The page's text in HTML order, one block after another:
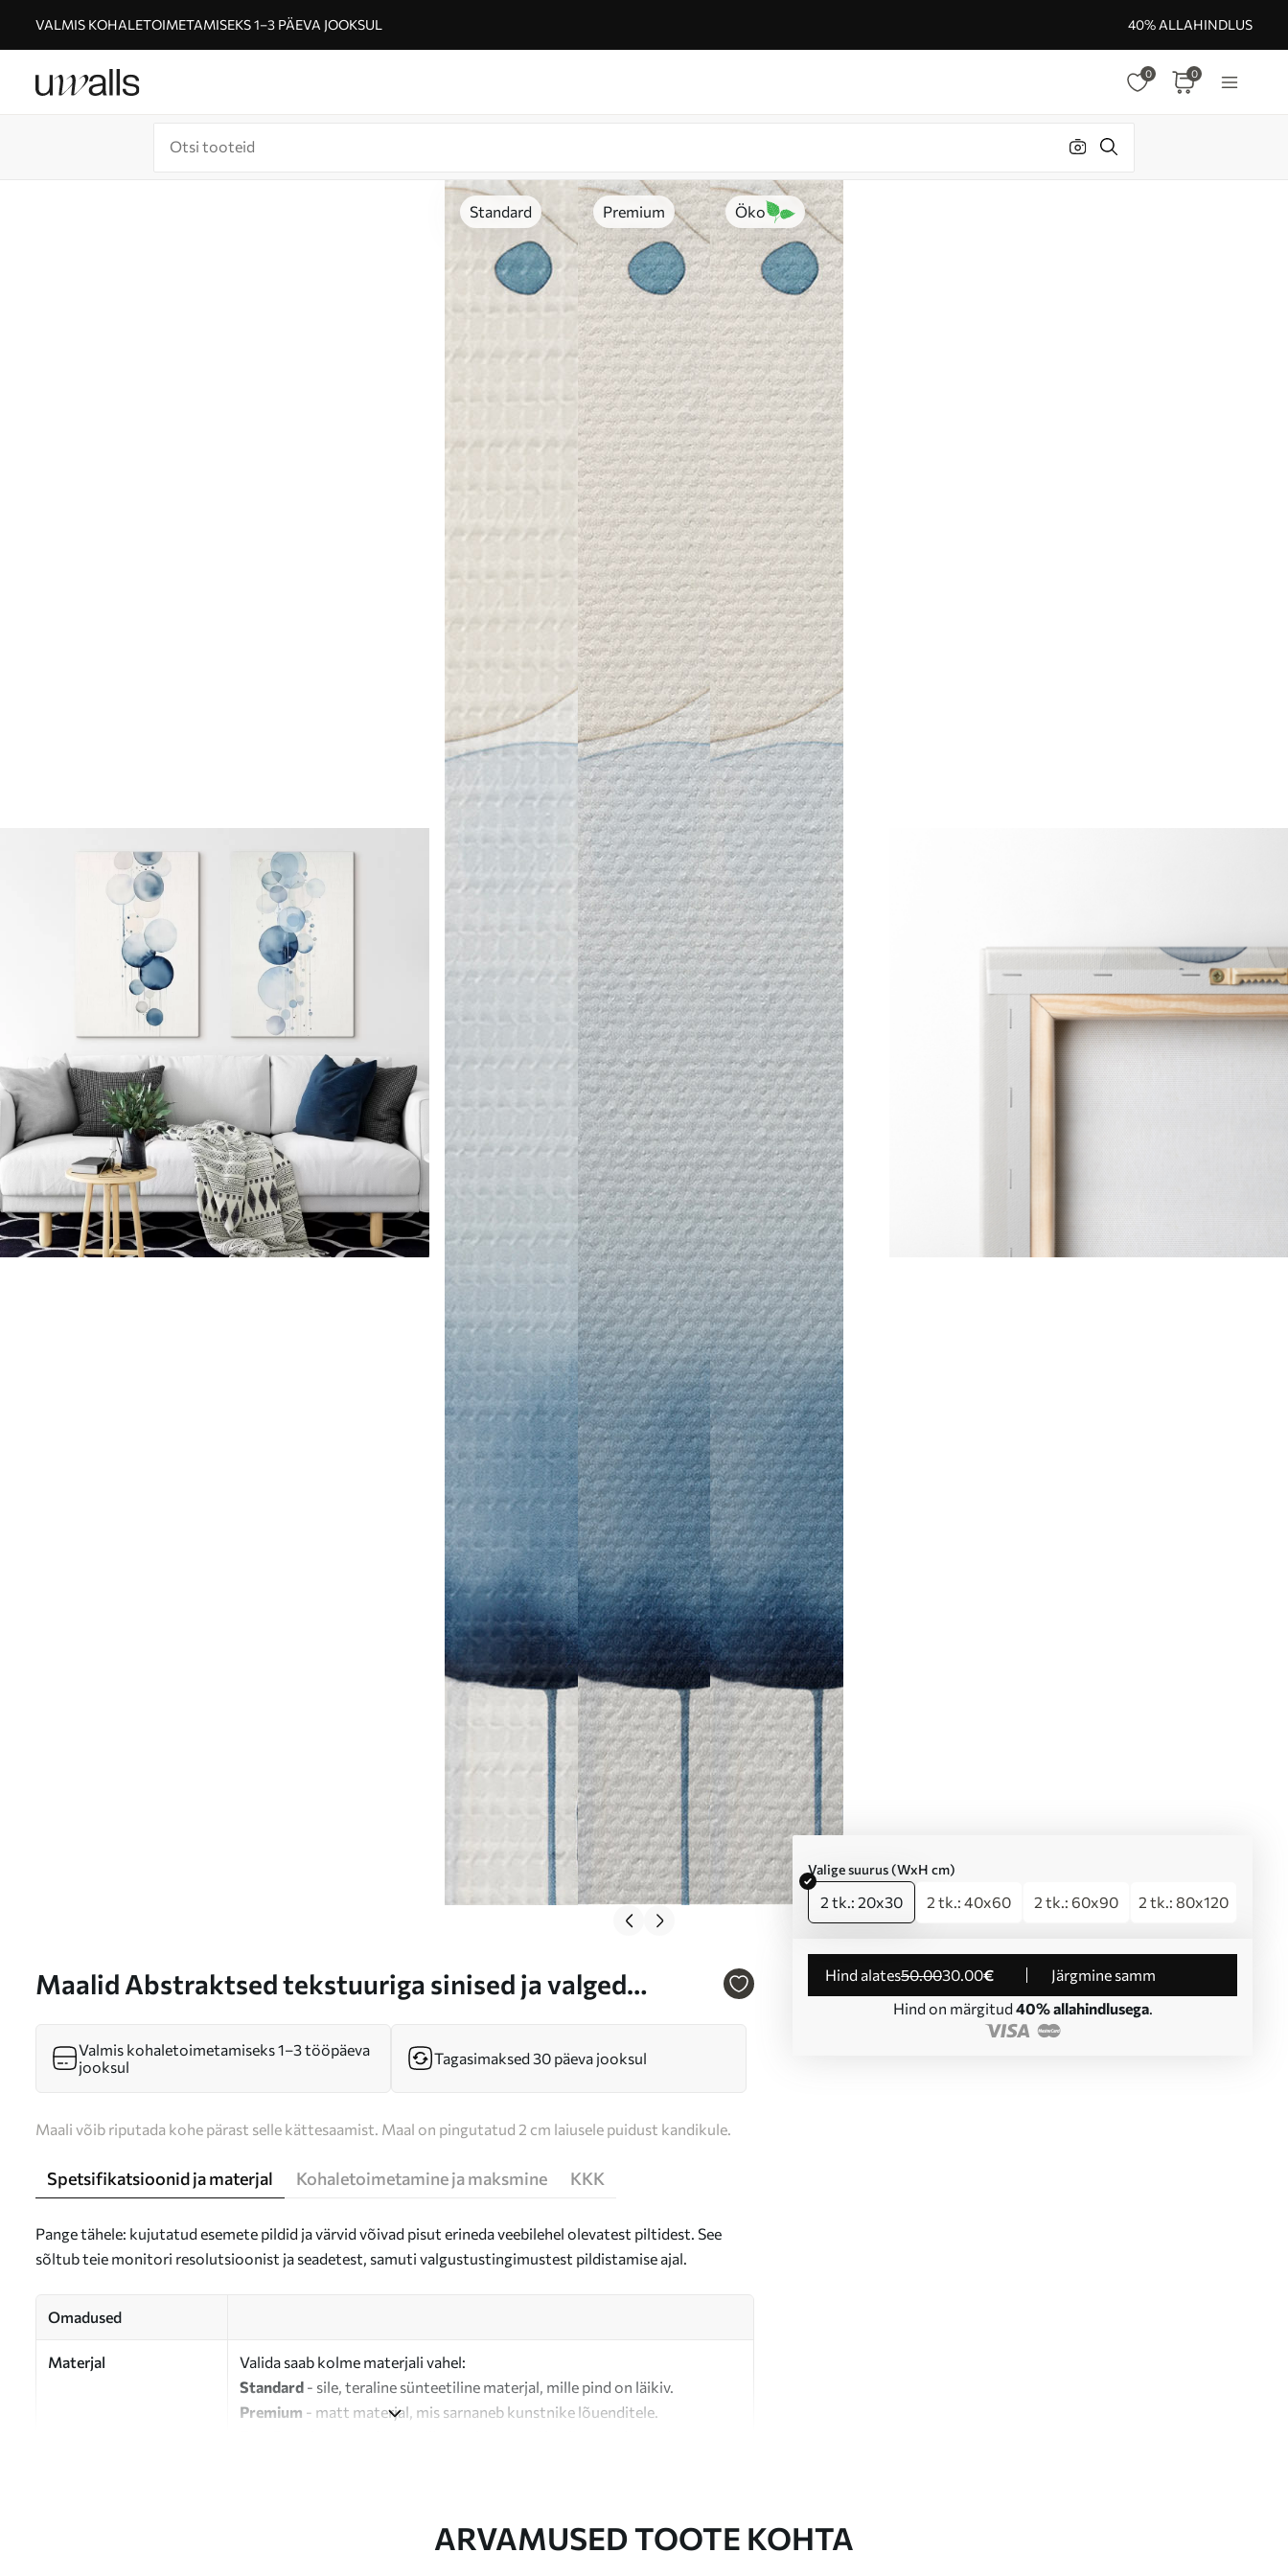
VALMIS KOHALETOIMETAMISEKS 1–3 PÄEVA JOOKSUL 40% ALLAHINDLUS
0 0
Standard Premium Öko
Maalid Abstraktsed tekstuuriga sinised ja valged
m01118
Valige suurus (WxH cm)
2 tk.: 20x30 2 tk.: 40x60 2 tk.: 60x90 2 tk.: 80x120
Hind alates50.0030.00€
Järgmine samm
Hind on märgitud 40% allahindlusega.
Valmis kohaletoimetamiseks 1–3 tööpäeva
jooksul
Tagasimaksed 30 päeva jooksul
Maali võib riputada kohe pärast selle kättesaamist. Maal on pingutatud 2 cm laiusele puidust kandikule.
Spetsifikatsioonid ja materjal Kohaletoimetamine ja maksmine KKK
Pange tähele: kujutatud esemete pildid ja värvid võivad pisut erineda veebilehel olevatest piltidest. See
sõltub teie monitori resolutsioonist ja seadetest, samuti valgustustingimustest pildistamise ajal.
Omadused
Materjal
Valida saab kolme materjali vahel:
Standard - sile, teraline sünteetiline materjal, mille pind on läikiv.
Premium - matt materjal, mis sarnaneb kunstnike lõuenditele.
ARVAMUSED TOOTE KOHTA